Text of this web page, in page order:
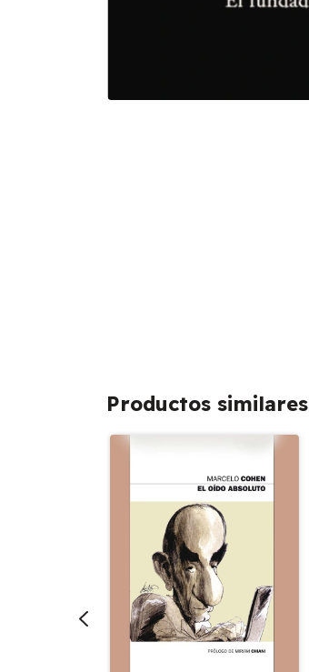
Productos similares